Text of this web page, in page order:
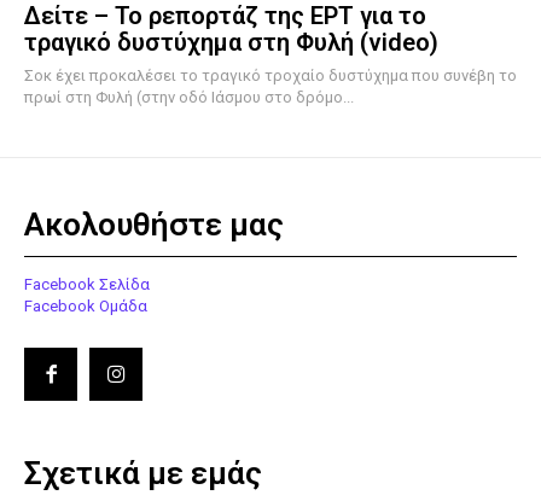
Δείτε – Το ρεπορτάζ της ΕΡΤ για το
τραγικό δυστύχημα στη Φυλή (video)
Σοκ έχει προκαλέσει το τραγικό τροχαίο δυστύχημα που συνέβη το
πρωί στη Φυλή (στην οδό Ιάσμου στο δρόμο...
Ακολουθήστε μας
Facebook Σελίδα
Facebook Ομάδα
Σχετικά με εμάς